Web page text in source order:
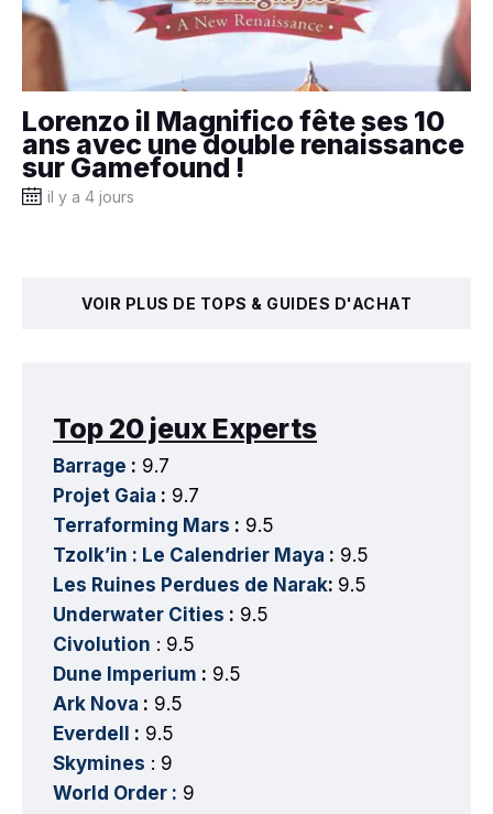
Lorenzo il Magnifico fête ses 10
ans avec une double renaissance
sur Gamefound !
il y a 4 jours
VOIR PLUS DE TOPS & GUIDES D'ACHAT
Top 20 jeux Experts
Barrage : 9.7
Projet Gaia : 9.7
Terraforming Mars : 9.5
Tzolk’in : Le Calendrier Maya : 9.5
Les Ruines Perdues de Narak: 9.5
Underwater Cities : 9.5
Civolution : 9.5
Dune Imperium : 9.5
Ark Nova : 9.5
Everdell : 9.5
Skymines : 9
World Order : 9